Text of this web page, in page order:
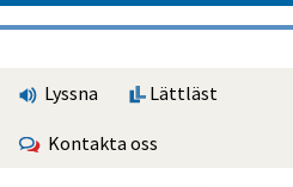
Lyssna Lättläst
Kontakta oss